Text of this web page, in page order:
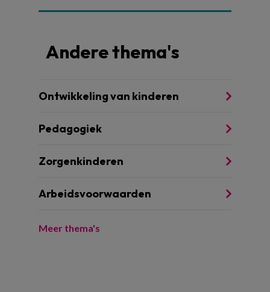
Andere thema's
Ontwikkeling van kinderen
Pedagogiek
Zorgenkinderen
Arbeidsvoorwaarden
Meer thema's